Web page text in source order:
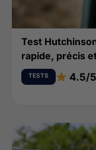
Test
rapide, précis
TESTS 4.5/5